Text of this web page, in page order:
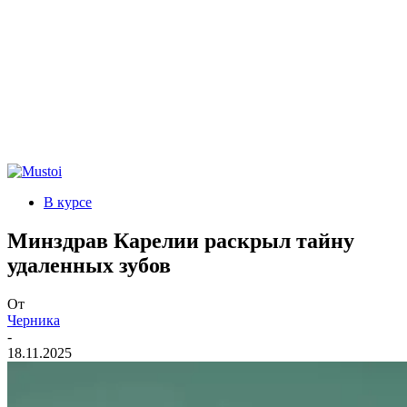
В курсе
Минздрав Карелии раскрыл тайну
удаленных зубов
От
Черника
-
18.11.2025